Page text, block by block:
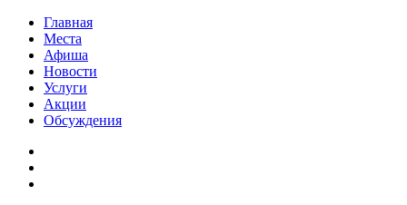
Главная
Места
Афиша
Новости
Услуги
Акции
Обсуждения